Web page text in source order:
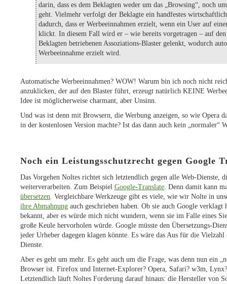
darin, dass es dem Beklagten weder um das „Browsing“, noch
geht. Vielmehr verfolgt der Beklagte ein handfestes
dadurch, dass er Werbeeinnahmen erzielt, wenn ein User auf
klickt. In diesem Fall wird er – wie bereits vorgetragen – auf
Beklagten betriebenen Assoziations-Blaster gelenkt, wodurch
Werbeeinnahme erzielt wird.
Automatische Werbeeinnahmen? WOW! Warum bin ich noch nicht
anzuklicken, der auf den Blaster führt, erzeugt natürlich KEINE
Idee ist möglicherweise charmant, aber Unsinn.
Und was ist denn mit Browsern, die Werbung anzeigen, so wie Opera
in der kostenlosen Version machte? Ist das dann auch kein „normaler“
Noch ein Leistungsschutzrecht gegen Google
Das Vorgehen Noltes richtet sich letztendlich gegen alle Web-Dienste,
weiterverarbeiten. Zum Beispiel Google-Translate . Denn damit kann
übersetzen . Vergleichbare Werkzeuge gibt es viele, wie wir Nolte in
ihre Abmahnung auch geschrieben haben. Ob sie auch Google
bekannt, aber es würde mich nicht wundern, wenn sie im Falle eines
große Keule hervorholen würde. Google müsste den Übersetzungs-
jeder Urheber dagegen klagen könnte. Es wäre das Aus für die Vielzahl
Dienste.
Aber es geht um mehr. Es geht auch um die Frage, was denn nun ein
Browser ist. Firefox und Internet-Explorer? Opera, Safari? w3m,
Letztendlich läuft Noltes Forderung darauf hinaus: die Hersteller von